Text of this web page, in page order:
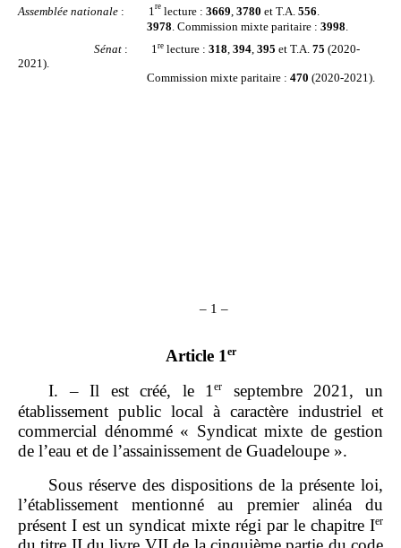
Assemblée nationale : 1 relecture : 3669 3780 et T.A. 556
3978 . Commission mixte paritaire : 3998
Sénat : 1re lecture :318 394 ,395et T.A. 75(2020-
2021).
Commission mixte paritaire : 470 (2020-2021).
– 1 –
Article 1er
I. – Il est créé, le 1er
septembre 2021, un
établissement public local à caractère industriel et
commercial dénommé « Syndicat mixte de gestion
de l’eau et de l’assainissement de Guadeloupe ».
Sous réserve des dispositions de la présente loi,
l’établissement mentionné au premier alinéa du
présent I est un syndicat mixte régi par le chapitre Ier